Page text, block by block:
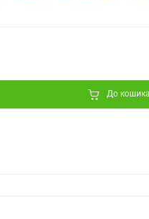
До кошика